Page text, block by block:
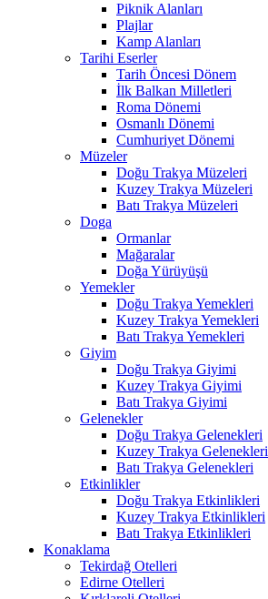
Piknik Alanları
Plajlar
Kamp Alanları
Tarihi Eserler
Tarih Öncesi Dönem
İlk Balkan Milletleri
Roma Dönemi
Osmanlı Dönemi
Cumhuriyet Dönemi
Müzeler
Doğu Trakya Müzeleri
Kuzey Trakya Müzeleri
Batı Trakya Müzeleri
Doga
Ormanlar
Mağaralar
Doğa Yürüyüşü
Yemekler
Doğu Trakya Yemekleri
Kuzey Trakya Yemekleri
Batı Trakya Yemekleri
Giyim
Doğu Trakya Giyimi
Kuzey Trakya Giyimi
Batı Trakya Giyimi
Gelenekler
Doğu Trakya Gelenekleri
Kuzey Trakya Gelenekleri
Batı Trakya Gelenekleri
Etkinlikler
Doğu Trakya Etkinlikleri
Kuzey Trakya Etkinlikleri
Batı Trakya Etkinlikleri
Konaklama
Tekirdağ Otelleri
Edirne Otelleri